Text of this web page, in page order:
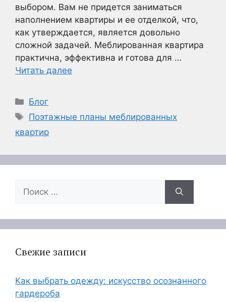
выбором. Вам не придется заниматься
наполнением квартиры и ее отделкой, что,
как утверждается, является довольно
сложной задачей. Меблированная квартира
практична, эффективна и готова для …
Читать далее
Рубрики
Блог
Метки
Поэтажные планы меблированных
квартир
Поиск:
Свежие записи
Как выбрать одежду: искусство осознанного
гардероба